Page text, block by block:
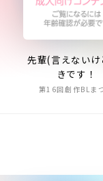
先輩(言えない
きです！
第16回創作BLま